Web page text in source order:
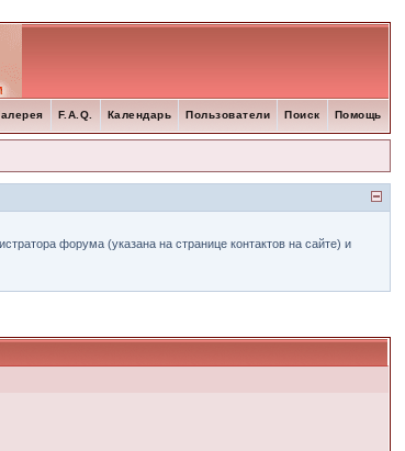
Помощь
Поиск
Пользователи
Календарь
F.A.Q.
форума (указана на странице контактов на сайте) и